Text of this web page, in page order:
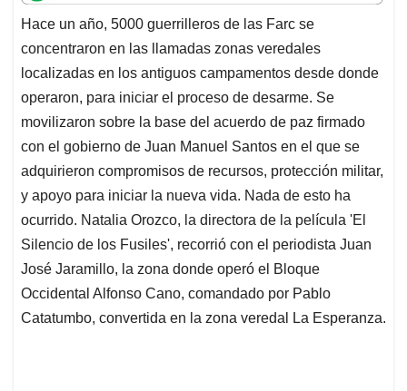
t
s
A
p
p
e
b
o
o
k
k
e
d
I
n
i
l
e
a
d
s
Hace un año, 5000 guerrilleros de las Farc se
concentraron en las llamadas zonas veredales
localizadas en los antiguos campamentos desde donde
operaron, para iniciar el proceso de desarme. Se
movilizaron sobre la base del acuerdo de paz firmado
con el gobierno de Juan Manuel Santos en el que se
adquirieron compromisos de recursos, protección militar,
y apoyo para iniciar la nueva vida. Nada de esto ha
ocurrido. Natalia Orozco, la directora de la película 'El
Silencio de los Fusiles', recorrió con el periodista Juan
José Jaramillo, la zona donde operó el Bloque
Occidental Alfonso Cano, comandado por Pablo
Catatumbo, convertida en la zona veredal La Esperanza.